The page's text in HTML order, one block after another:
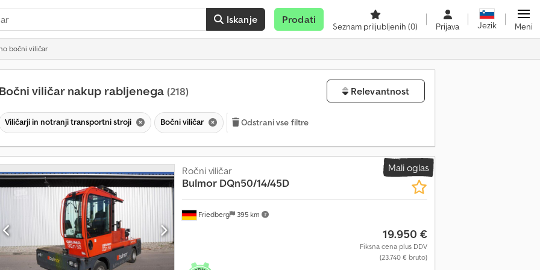
Iskanje Prodati
Seznam priljubljenih (0) Prijava Jezik Meni
bočni viličar
Bočni viličar nakup rabljenega (218) Relevantnost
Viličarji in notranji transportni stroji Bočni viličar Odstrani vse filtre
Mali oglas
Friedberg 395 km
Ročni viličar
Bulmor DQn50/14/45D
19.950 €
Fiksna cena plus DDV
(23.740 € bruto)
V